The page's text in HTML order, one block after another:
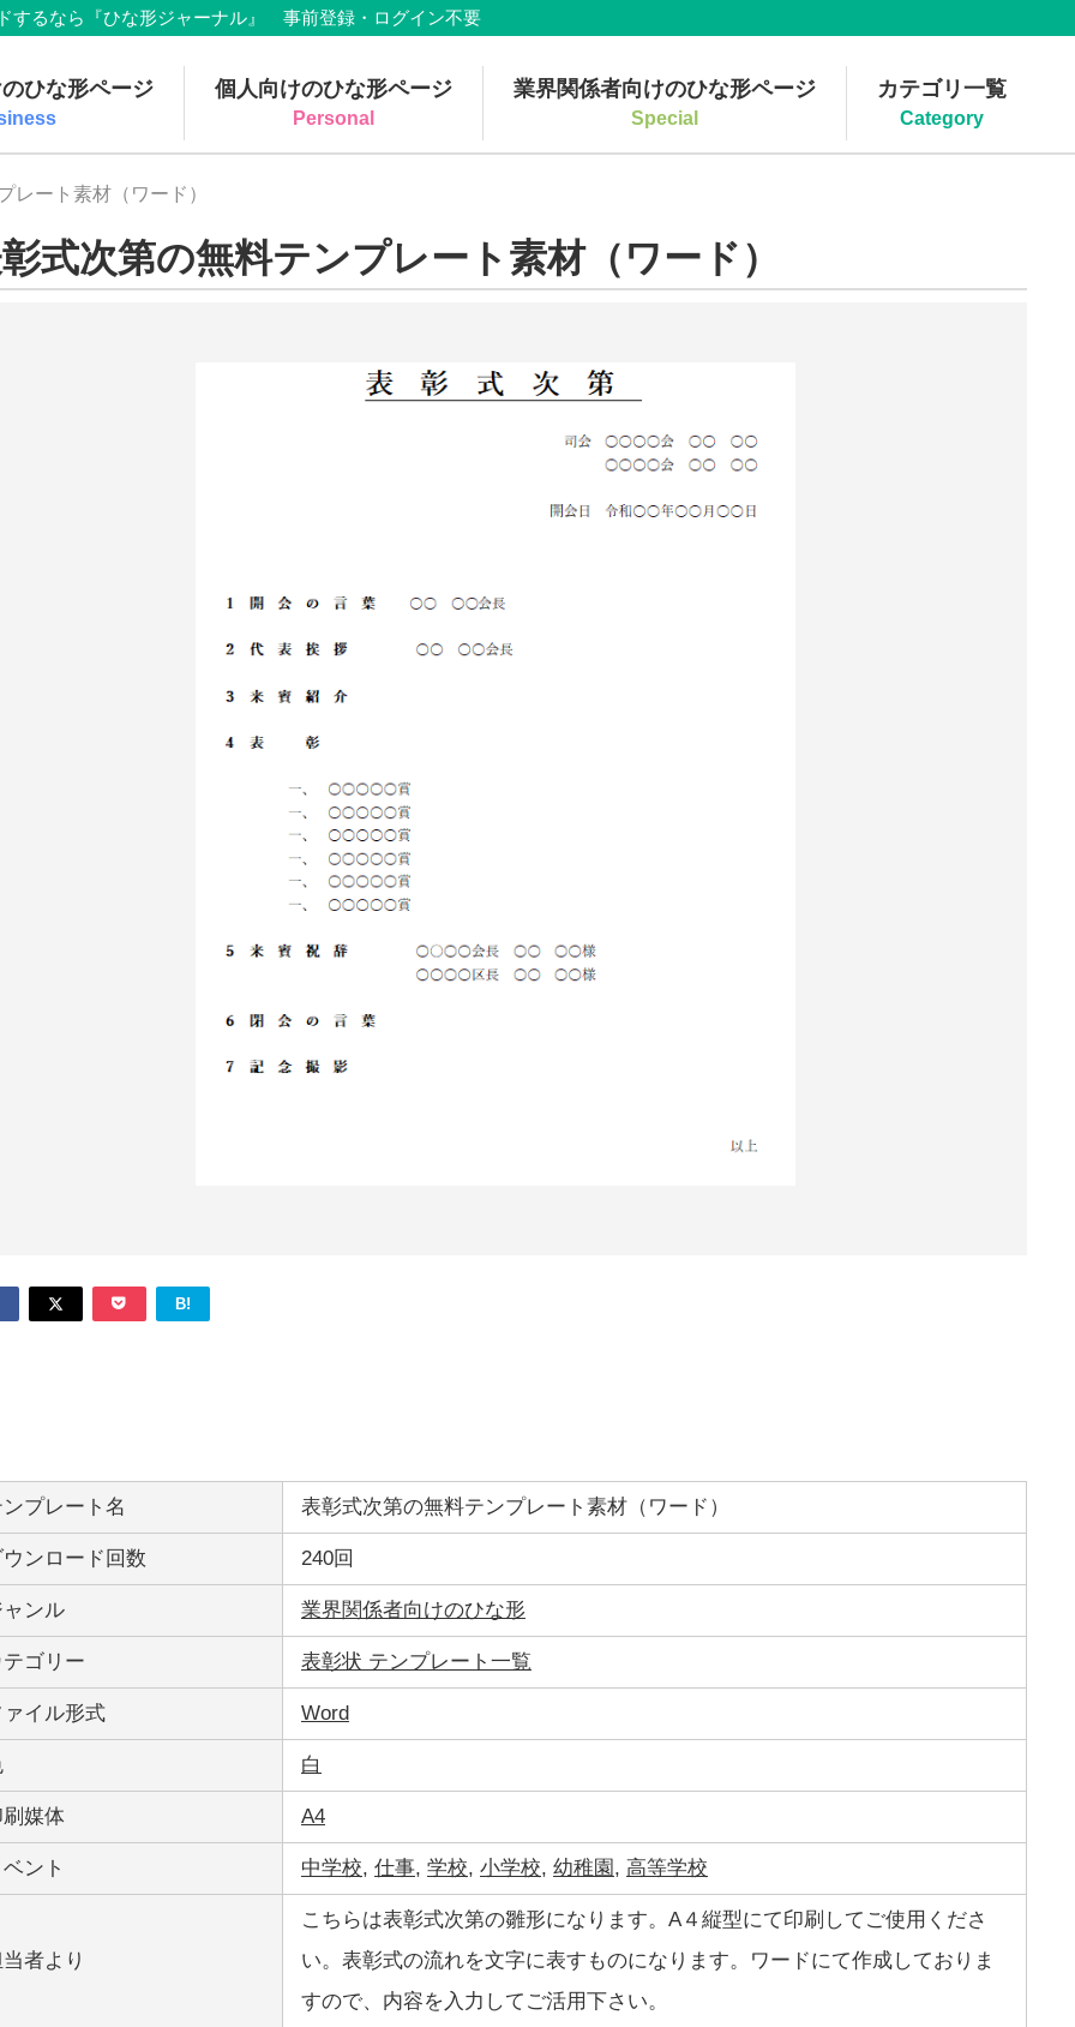
するなら『ひな形ジャーナル』 事前登録・ログイン不要
ひな形ページ 個人向けのひな形ページ
Personal
業界関係者向けのひな形ページ
Special
カテゴリ一覧
Category
レート素材（ワード）
式次第の無料テンプレート素材（ワード）
B!
プレート名 表彰式次第の無料テンプレート素材（ワード）
ンロード回数 240回
ンル 業界関係者向けのひな形
ゴリー 表彰状 テンプレート一覧
イル形式 Word
白
媒体 A4
ント 中学校, 仕事, 学校, 小学校, 幼稚園 , 高等学校
者より
こちらは表彰式次第の雛形になります。A４縦型にて印刷してご使用くださ
い。表彰式の流れを文字に表すものになります。ワードにて作成しておりま
すので、内容を入力してご活用下さい。